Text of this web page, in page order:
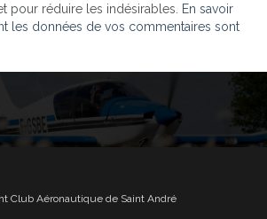
pour réduire les indésirables. En savoir
les données de vos commentaires sont
Club Aéronautique de Saint André